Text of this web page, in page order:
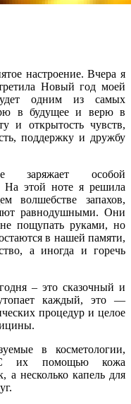
настроение. Вчера я
Новый год моей
одним из самых
в будущее и верю в
и открытость чувств,
поддержку и дружбу
заряжает особой
На этой ноте я решила
волшебстве запахов,
равнодушными. Они
пощупать руками, но
в нашей памяти,
а иногда и горечь
– это сказочный и
каждый, это —
процедур и целое
в косметологии,
С их помощью кожа
а несколько капель для